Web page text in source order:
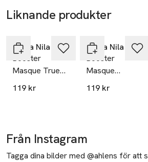
Liknande produkter
Maria Nila
Booster
Masque True
Soft
119 kr
Maria Nila
Booster
Masque
Luminous
119 kr
Från Instagram
Tagga dina bilder med @ahlens för att